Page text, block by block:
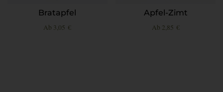
Bratapfel
Ab 3,05 €
Apfel-Zimt
Ab 2,85 €